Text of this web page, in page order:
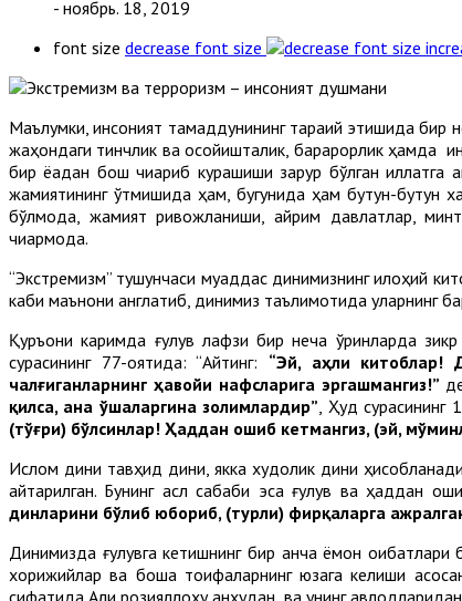
- ноябрь. 18, 2019
font size decrease font size
Маълумки, инсоният тамаддунининг тараққий этишида
жаҳондаги тинчлик ва осойишталик, барқарорлик ҳамда
бир ёқадан бош чиқариб курашиши зарур бўлган иллатга
жамиятининг ўтмишида ҳам, бугунида ҳам бутун-бутун
бўлмоқда, жамият ривожланиши, айрим давлатлар,
чиқармоқда.
“Экстремизм” тушунчаси муқаддас динимизнинг илоҳий
каби маънони англатиб, динимиз таълимотида уларнинг
Қуръони каримда ғулув лафзи бир неча ўринларда
сурасининг 77-оятида: “Айтинг: “Эй, аҳли китоблар!
чалғиганларнинг ҳавойи нафсларига эргашмангиз!”
қилса, ана ўшаларгина золимлардир” , Ҳуд сурасининг
(тўғри) бўлсинлар! Ҳаддан ошиб кетмангиз, (эй,
Ислом дини тавҳид дини, якка худолик дини
қайтарилган. Бунинг асл сабаби эса ғулув ва ҳаддан
динларини бўлиб юбориб, (турли) фирқаларга
Динимизда ғулувга кетишнинг бир қанча ёмон
хорижийлар ва бошқа тоифаларнинг юзага келиши
сифатида Али розияллоҳу анҳудан ва унинг